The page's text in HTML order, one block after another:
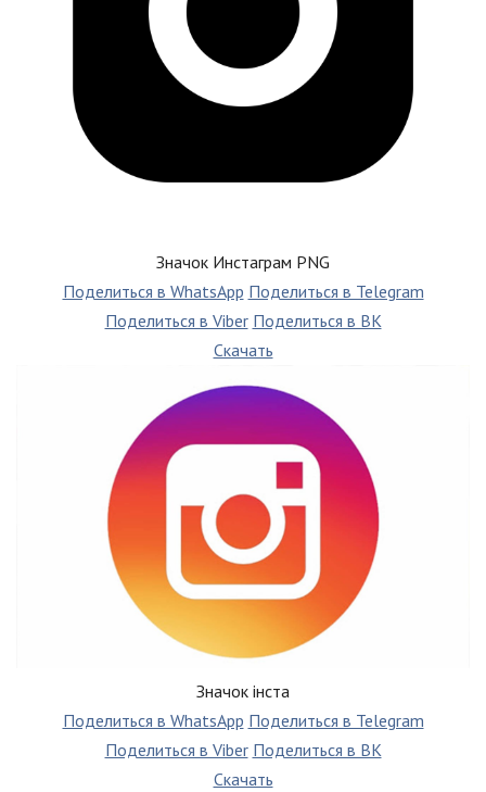
Значок Инстаграм PNG
Поделиться в WhatsApp Поделиться в Telegram
Поделиться в Viber Поделиться в ВК
Скачать
Значок інста
Поделиться в WhatsApp Поделиться в Telegram
Поделиться в Viber Поделиться в ВК
Скачать